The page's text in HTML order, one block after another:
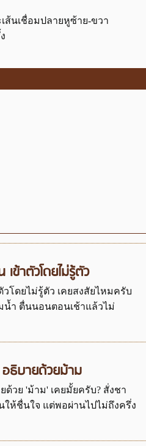
ส้นเชื่อมปลายหูซ้าย-ขวา
ข้าตัวโดยไม่รู้ตัว
โดยไม่รู้ตัว เคยสงสัยไหมครับ
น้ำ ตื่นนอนตอนเช้าแล้วไม่
อธิบายด้วยม้าม
วย 'ม้าม' เคยมั้ยครับ? สั่งชา
ห้ชื่นใจ แต่พอผ่านไปไม่ถึงครึ่ง